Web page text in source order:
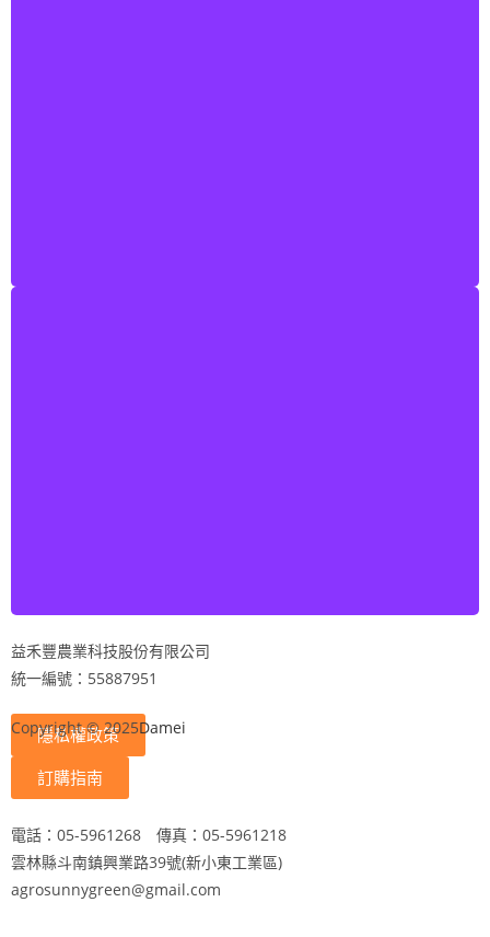
益禾豐農業科技股份有限公司
統一編號：55887951
隱私權政策
訂購指南
電話：05-5961268 傳真：05-5961218
雲林縣斗南鎮興業路39號(新小東工業區)
agrosunnygreen@gmail.com
Copyright © 2025Damei